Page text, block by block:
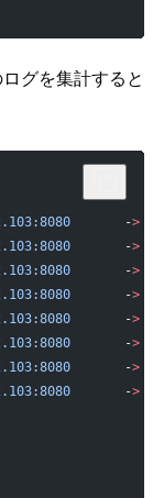
グを集計すると
       -
>
       -
>
       -
>
       -
>
       -
>
       -
>
       -
>
       -
>